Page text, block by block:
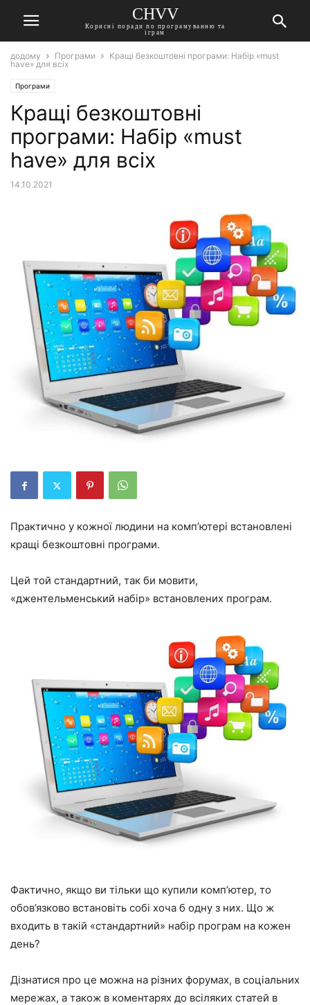
CHVV
Корисні поради по програмуванню та
іграм
додому Програми
Кращі безкоштовні програми: Набір «must
have» для всіх
Програми
Кращі безкоштовні
програми: Набір «must
have» для всіх
14.10.2021
Практично у кожної людини на комп’ютері встановлені
кращі безкоштовні програми.
Цей той стандартний, так би мовити,
«джентельменський набір» встановлених програм.
Фактично, якщо ви тільки що купили комп’ютер, то
обов’язково встановіть собі хоча б одну з них. Що ж
входить в такій «стандартний» набір програм на кожен
день?
Дізнатися про це можна на різних форумах, в соціальних
мережах, а також в коментарях до всіляких статей в